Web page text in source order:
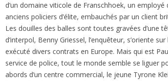
d’un domaine viticole de Franschhoek, un
anciens policiers d’élite, embauchés par un client
Les douilles des balles sont toutes gravées d’une
d’interpol, Benny Griessel, l’enquêteur, s’oriente
exécuté divers contrats en Europe. Mais qui est
service de police, tout le monde semble se liguer
abords d’un centre commercial, le jeune Tyrone